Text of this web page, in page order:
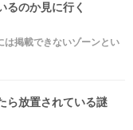
るのか見に行く
は掲載できないゾーンとい
ら放置されている謎